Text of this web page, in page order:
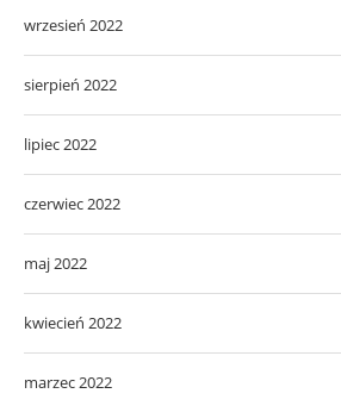
wrzesień 2022
sierpień 2022
lipiec 2022
czerwiec 2022
maj 2022
kwiecień 2022
marzec 2022